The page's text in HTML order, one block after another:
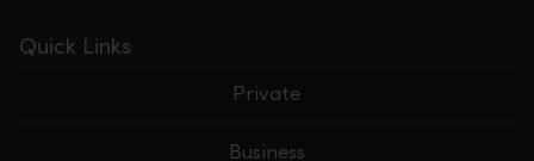
Quick Links
Private
Business